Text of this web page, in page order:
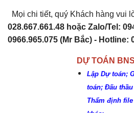
Mọi chi tiết, quý Khách hàng vui
028.667.661.48 hoặc Zalo/Tel:
0966.965.075 (Mr Bắc) - Hotline:
DỰ TOÁN
Lập Dự toán;
toán; Đấu
Thẩm định